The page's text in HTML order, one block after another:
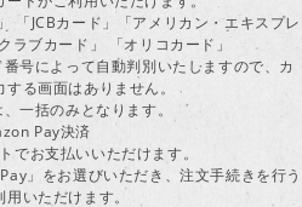
「JCBカード」「アメリカン・エキスプレ
ラブカード」 「オリコカード」
号によって自動判別いたしますので、カ
る画面はありません。
一括のみとなります。
Pay決済
でお支払いいただけます。
」をお選びいただき、注文手続きを行う
いただけます。